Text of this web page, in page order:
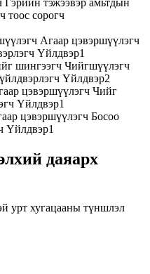
даяарх
урт хугацааны түншлэл